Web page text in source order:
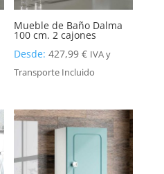
Mueble de Baño Dalma
100 cm. 2 cajones
Desde:427,99€ IVA y
Transporte Incluido